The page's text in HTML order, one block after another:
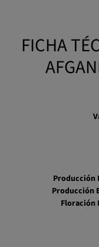
FICHA
Producción